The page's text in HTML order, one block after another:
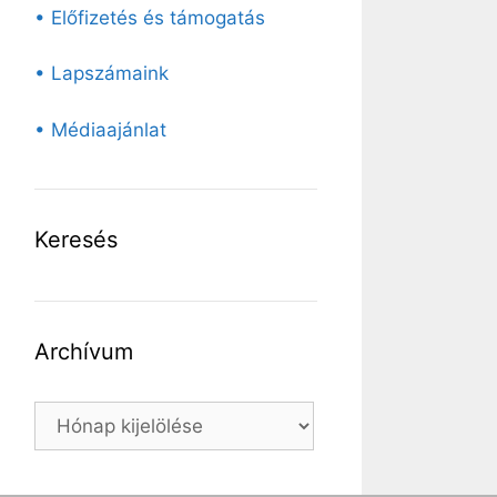
• Előfizetés és támogatás
• Lapszámaink
• Médiaajánlat
Keresés
Archívum
Archívum